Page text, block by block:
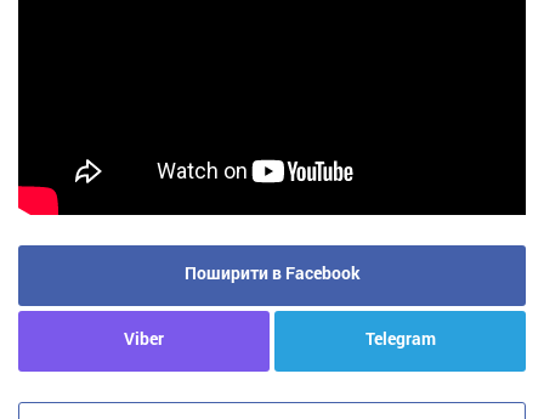
Поширити в Facebook
Viber Telegram